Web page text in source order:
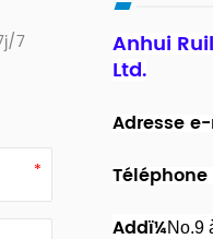
7
Anhui
Ltd.
Adresse
Téléphone
Addï¼No.9